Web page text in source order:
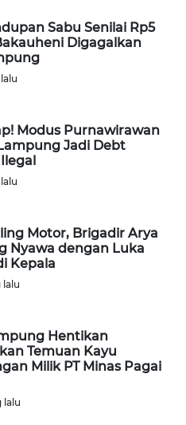
Sabu Senilai Rp5
Digagalkan
Modus Purnawirawan
Jadi Debt
Motor, Brigadir Arya
Nyawa dengan Luka
Kepala
lalu
Hentikan
Temuan Kayu
Milik PT Minas Pagai
lalu